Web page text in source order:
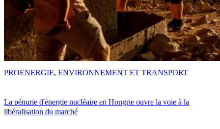
La pénurie d'énergie nucléaire en Hongrie ouvre la voie à la
libéralisation du marché
PROENERGIE, ENVIRONNEMENT ET TRANSPORT